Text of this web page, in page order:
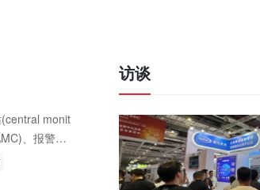
monit
、报警接
station，简
访谈